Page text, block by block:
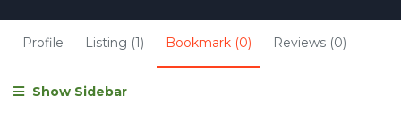
Profile Listing (1) Bookmark (0) Reviews (0)
Show Sidebar